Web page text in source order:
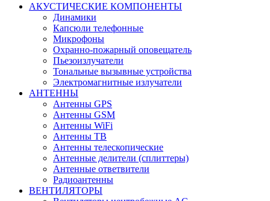
АКУСТИЧЕСКИЕ КОМПОНЕНТЫ
Динамики
Капсюли телефонные
Микрофоны
Охранно-пожарный оповещатель
Пьезоизлучатели
Тональные вызывные устройства
Электромагнитные излучатели
АНТЕННЫ
Антенны GPS
Антенны GSM
Антенны WiFi
Антенны ТВ
Антенны телескопические
Антенные делители (сплиттеры)
Антенные ответвители
Радиоантенны
ВЕНТИЛЯТОРЫ